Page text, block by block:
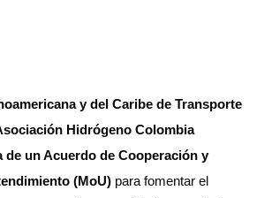
y del Caribe de Transporte
Hidrógeno Colombia
de un Acuerdo de Cooperación y
(MoU) para fomentar el